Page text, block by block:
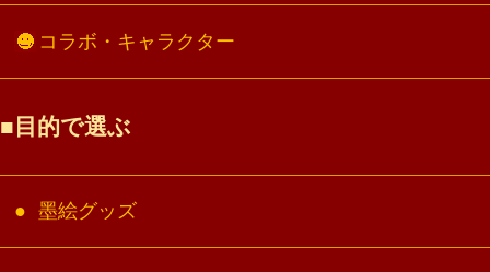
コラボ・キャラクター
目的で選ぶ
墨絵グッズ